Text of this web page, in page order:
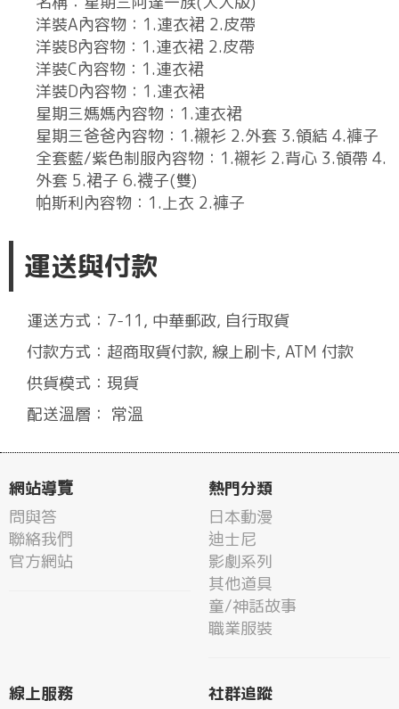
洋裝A內容物：1.連衣裙 2.皮帶
洋裝B內容物：1.連衣裙 2.皮帶
洋裝C內容物：1.連衣裙
洋裝D內容物：1.連衣裙
星期三媽媽內容物：1.連衣裙
星期三爸爸內容物：1.襯衫 2.外套 3.領結 4.褲子
全套藍/紫色制服內容物：1.襯衫 2.背心 3.領帶 4.
外套 5.裙子 6.襪子(雙)
帕斯利內容物：1.上衣 2.褲子
運送與付款
運送方式：7-11, 中華郵政, 自行取貨
付款方式：超商取貨付款, 線上刷卡, ATM 付款
供貨模式：現貨
配送溫層： 常溫
網站導覽
問與答
聯絡我們
官方網站
熱門分類
日本動漫
迪士尼
影劇系列
其他道具
童/神話故事
職業服裝
線上服務
社群追蹤